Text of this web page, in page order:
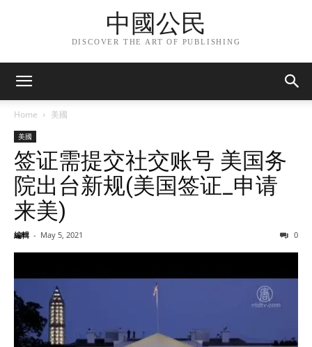
中國公民
DISCOVER THE ART OF PUBLISHING
Home 美國
美國
签证需提交社交账号 美国务
院出台新规(美国签证_申请
来美)
編輯 - May 5, 2021 0